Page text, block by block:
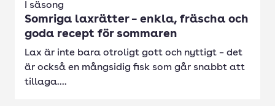
I säsong
Somriga laxrätter – enkla, fräscha och
goda recept för sommaren
Lax är inte bara otroligt gott och nyttigt – det
är också en mångsidig fisk som går snabbt att
tillaga....